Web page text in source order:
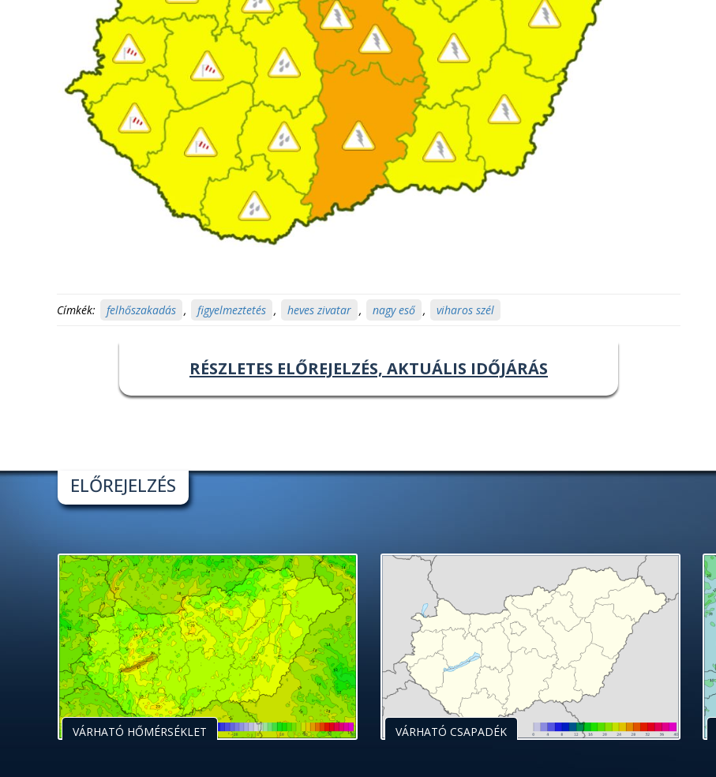
Címkék: felhőszakadás , figyelmeztetés , heves zivatar , nagy eső , viharos szél
RÉSZLETES ELŐREJELZÉS, AKTUÁLIS IDŐJÁRÁS
ELŐREJELZÉS
VÁRHATÓ HŐMÉRSÉKLET VÁRHATÓ CSAPADÉK